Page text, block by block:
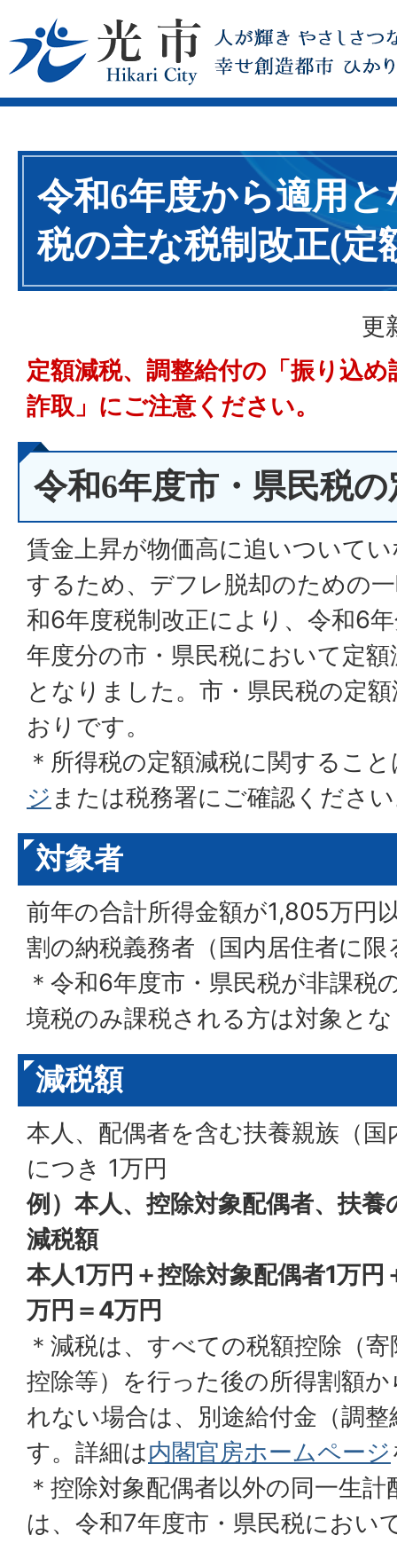
令和6年度から適用
税の主な税制改正(定
更
定額減税、調整給付の「振り込
詐取」にご注意ください。
令和6年度市・県民税
賃金上昇が物価高に追いついて
するため、デフレ脱却のための
和6年度税制改正により、令和6
年度分の市・県民税において定
となりました。市・県民税の定
おりです。
＊所得税の定額減税に関するこ
ジ または税務署にご確認くださ
対象者
前年の合計所得金額が1,805万円
割の納税義務者（国内居住者に限
＊令和6年度市・県民税が非課税
境税のみ課税される方は対象と
減税額
本人、配偶者を含む扶養親族（
につき 1万円
例）本人、控除対象配偶者、扶
減税額
本人1万円＋控除対象配偶者1万
万円＝4万円
＊減税は、すべての税額控除（
控除等）を行った後の所得割額
れない場合は、別途給付金（調
す。詳細は内閣官房ホームページ
＊控除対象配偶者以外の同一生
は、令和7年度市・県民税におい